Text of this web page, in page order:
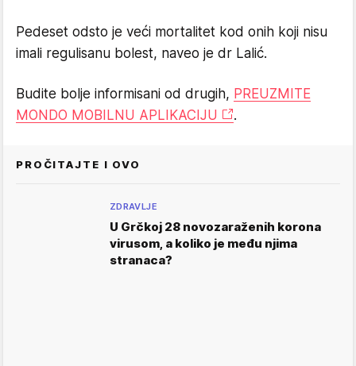
Pedeset odsto je veći mortalitet kod onih koji nisu
imali regulisanu bolest, naveo je dr Lalić.
Budite bolje informisani od drugih, PREUZMITE
MONDO MOBILNU APLIKACIJU
.
PROČITAJTE I OVO
ZDRAVLJE
U Grčkoj 28 novozaraženih korona
virusom, a koliko je među njima
stranaca?